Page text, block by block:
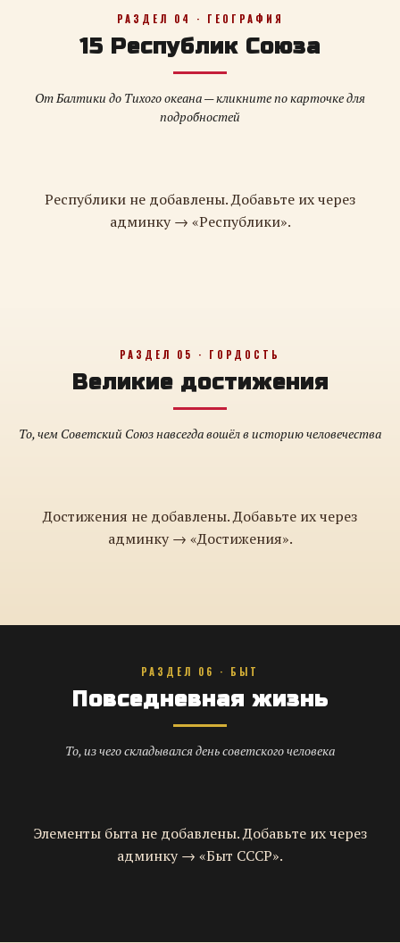
РАЗДЕЛ 04 · ГЕОГРАФИЯ
15 Республик Союза
От Балтики до Тихого океана — кликните по карточке для
подробностей
Республики не добавлены. Добавьте их через
админку → «Республики».
РАЗДЕЛ 05 · ГОРДОСТЬ
Великие достижения
То, чем Советский Союз навсегда вошёл в историю человечества
Достижения не добавлены. Добавьте их через
админку → «Достижения».
РАЗДЕЛ 06 · БЫТ
Повседневная жизнь
То, из чего складывался день советского человека
Элементы быта не добавлены. Добавьте их через
админку → «Быт СССР».